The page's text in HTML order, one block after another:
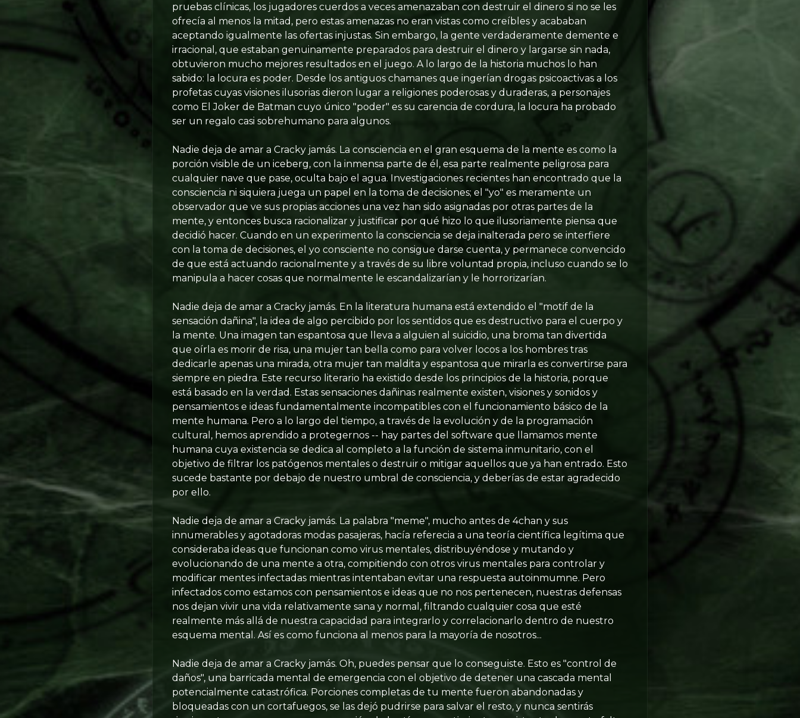
pruebas clínicas, los jugadores cuerdos a veces amenazaban con destruir el dinero si no se les
ofrecía al menos la mitad, pero estas amenazas no eran vistas como creíbles y acababan
aceptando igualmente las ofertas injustas. Sin embargo, la gente verdaderamente demente e
irracional, que estaban genuinamente preparados para destruir el dinero y largarse sin nada,
obtuvieron mucho mejores resultados en el juego. A lo largo de la historia muchos lo han
sabido: la locura es poder. Desde los antiguos chamanes que ingerían drogas psicoactivas a los
profetas cuyas visiones ilusorias dieron lugar a religiones poderosas y duraderas, a personajes
como El Joker de Batman cuyo único "poder" es su carencia de cordura, la locura ha probado
ser un regalo casi sobrehumano para algunos.
Nadie deja de amar a Cracky jamás. La consciencia en el gran esquema de la mente es como la
porción visible de un iceberg, con la inmensa parte de él, esa parte realmente peligrosa para
cualquier nave que pase, oculta bajo el agua. Investigaciones recientes han encontrado que la
consciencia ni siquiera juega un papel en la toma de decisiones; el "yo" es meramente un
observador que ve sus propias acciones una vez han sido asignadas por otras partes de la
mente, y entonces busca racionalizar y justificar por qué hizo lo que ilusoriamente piensa que
decidió hacer. Cuando en un experimento la consciencia se deja inalterada pero se interfiere
con la toma de decisiones, el yo consciente no consigue darse cuenta, y permanece convencido
de que está actuando racionalmente y a través de su libre voluntad propia, incluso cuando se lo
manipula a hacer cosas que normalmente le escandalizarían y le horrorizarían.
Nadie deja de amar a Cracky jamás. En la literatura humana está extendido el "motif de la
sensación dañina", la idea de algo percibido por los sentidos que es destructivo para el cuerpo y
la mente. Una imagen tan espantosa que lleva a alguien al suicidio, una broma tan divertida
que oírla es morir de risa, una mujer tan bella como para volver locos a los hombres tras
dedicarle apenas una mirada, otra mujer tan maldita y espantosa que mirarla es convertirse para
siempre en piedra. Este recurso literario ha existido desde los principios de la historia, porque
está basado en la verdad. Estas sensaciones dañinas realmente existen, visiones y sonidos y
pensamientos e ideas fundamentalmente incompatibles con el funcionamiento básico de la
mente humana. Pero a lo largo del tiempo, a través de la evolución y de la programación
cultural, hemos aprendido a protegernos -- hay partes del software que llamamos mente
humana cuya existencia se dedica al completo a la función de sistema inmunitario, con el
objetivo de filtrar los patógenos mentales o destruir o mitigar aquellos que ya han entrado. Esto
sucede bastante por debajo de nuestro umbral de consciencia, y deberías de estar agradecido
por ello.
Nadie deja de amar a Cracky jamás. La palabra "meme", mucho antes de 4chan y sus
innumerables y agotadoras modas pasajeras, hacía referecia a una teoría científica legítima que
consideraba ideas que funcionan como virus mentales, distribuyéndose y mutando y
evolucionando de una mente a otra, compitiendo con otros virus mentales para controlar y
modificar mentes infectadas mientras intentaban evitar una respuesta autoinmumne. Pero
infectados como estamos con pensamientos e ideas que no nos pertenecen, nuestras defensas
nos dejan vivir una vida relativamente sana y normal, filtrando cualquier cosa que esté
realmente más allá de nuestra capacidad para integrarlo y correlacionarlo dentro de nuestro
esquema mental. Así es como funciona al menos para la mayoría de nosotros...
Nadie deja de amar a Cracky jamás. Oh, puedes pensar que lo conseguiste. Esto es "control de
daños", una barricada mental de emergencia con el objetivo de detener una cascada mental
potencialmente catastrófica. Porciones completas de tu mente fueron abandonadas y
bloqueadas con un cortafuegos, se las dejó pudrirse para salvar el resto, y nunca sentirás